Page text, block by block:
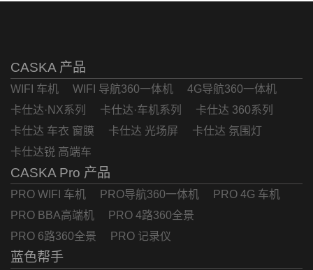
CASKA 产品
WIFI 车机 WIFI 导航360一体机
4G导航360一体机
卡仕达·NX系列
卡仕达·车机系列
卡仕达 360系列
卡仕达 车衣 窗膜
卡仕达 光场屏
卡仕达 氛围灯
卡仕达锐 高端车
CASKA Pro 产品
PRO WIFI 车机 PRO导航360一体机
PRO 4G 车机
PRO BBA高端机
PRO 4路360全景
PRO 6路360全景
PRO 记录仪
蓝色帮手